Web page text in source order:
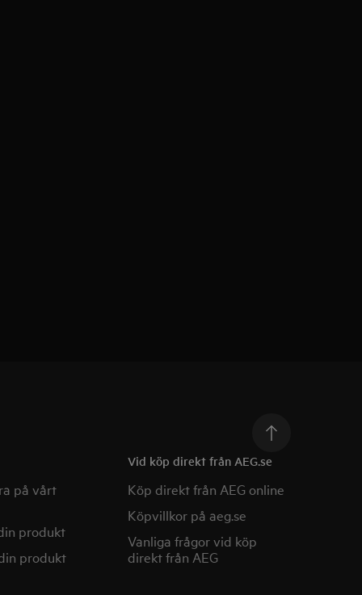
på vårt
produkt
produkt
Vid köp direkt från AEG.se
Köp direkt från AEG online
Köpvillkor på aeg.se
Vanliga frågor vid köp
direkt från AEG